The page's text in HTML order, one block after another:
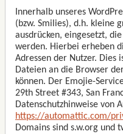
Innerhalb unseres
(bzw. Smilies), d.h. kleine
ausdrücken, eingesetzt,
werden. Hierbei erheben
Adressen der Nutzer.
Dateien an die Browser
können. Der Emojie-
29th Street #343, San
Datenschutzhinweise von
https://automattic.com/
Domains sind s.w.org und